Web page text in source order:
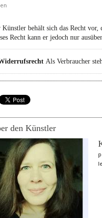
Künstler behält sich das Recht
Recht kann er jedoch nur
Als Verbraucher
den Künstler